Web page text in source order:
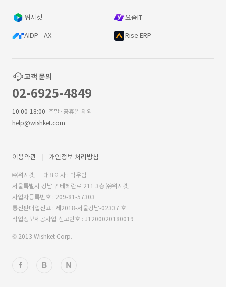
위시켓 요즘IT
AIDP - AX Rise ERP
고객 문의
02-6925-4849
10:00-18:00 주말·공휴일 제외
help@wishket.com
이용약관 개인정보 처리방침
㈜위시켓
대표이사 : 박우범
서울특별시 강남구 테헤란로 211 3층 ㈜위시켓
사업자등록번호 : 209-81-57303
통신판매업신고 : 제2018-서울강남-02337 호
직업정보제공사업 신고번호 : J1200020180019
© 2013 Wishket Corp.